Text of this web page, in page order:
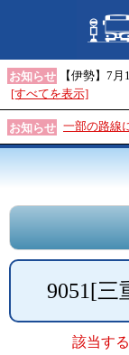
お知らせ
【伊勢】7
[すべてを表示]
お知らせ 一部の路線
9051[三
該当す